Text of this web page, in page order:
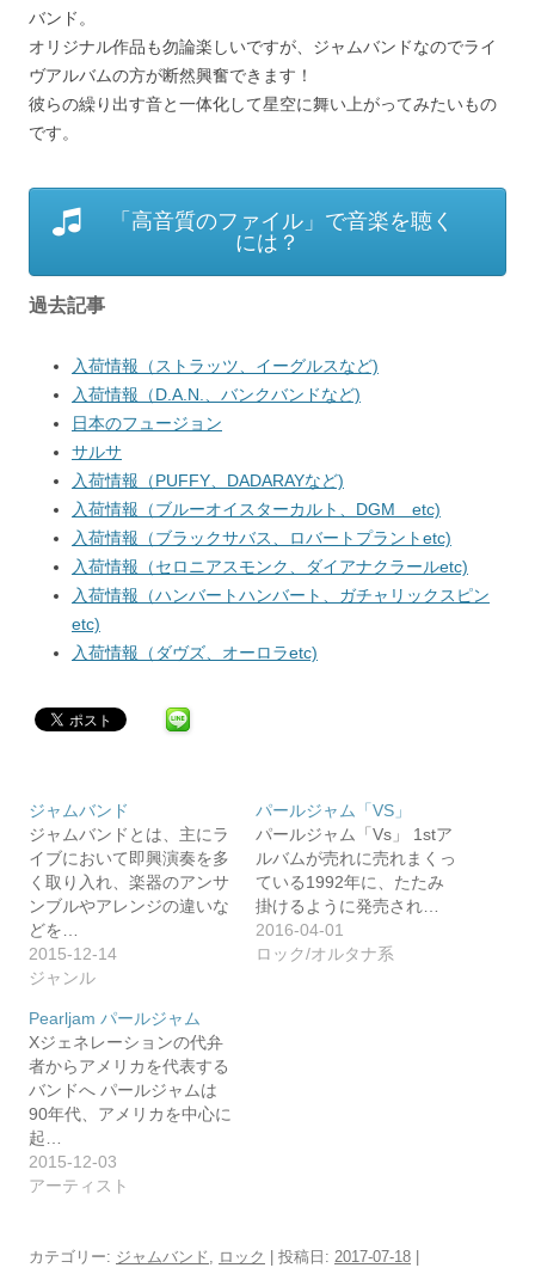
バンド。
オリジナル作品も勿論楽しいですが、ジャムバンドなのでライ
ヴアルバムの方が断然興奮できます！
彼らの繰り出す音と一体化して星空に舞い上がってみたいもの
です。
「高音質のファイル」で音楽を聴く
には？
過去記事
入荷情報（ストラッツ、イーグルスなど)
入荷情報（D.A.N.、バンクバンドなど)
日本のフュージョン
サルサ
入荷情報（PUFFY、DADARAYなど)
入荷情報（ブルーオイスターカルト、DGM etc)
入荷情報（ブラックサバス、ロバートプラントetc)
入荷情報（セロニアスモンク、ダイアナクラールetc)
入荷情報（ハンバートハンバート、ガチャリックスピン
etc)
入荷情報（ダヴズ、オーロラetc)
ジャムバンド
ジャムバンドとは、主にラ
イブにおいて即興演奏を多
く取り入れ、楽器のアンサ
ンブルやアレンジの違いな
どを…
2015-12-14
ジャンル
パールジャム「VS」
パールジャム「Vs」 1stア
ルバムが売れに売れまくっ
ている1992年に、たたみ
掛けるように発売され…
2016-04-01
ロック/オルタナ系
Pearljam パールジャム
Xジェネレーションの代弁
者からアメリカを代表する
バンドへ パールジャムは
90年代、アメリカを中心に
起…
2015-12-03
アーティスト
カテゴリー: ジャムバンド , ロック | 投稿日: 2017-07-18